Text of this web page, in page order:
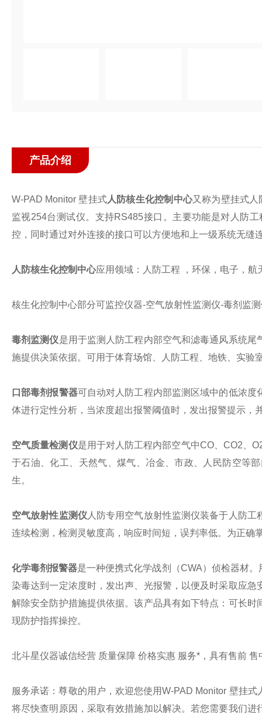
产品介绍
W-PAD Monitor 壁挂式人防核生化控制 中心又称为壁挂式人
监视254台测试仪。支持RS485接口。 主要功能是对人防
控，同时通过对外连接的接口可以方便地和上一级系统无缝
人防核生化控制 中心应用领域 ：人防工程 ， 环保 ， 电子 ， 航
核生化控制中心部分可监控仪器-空气放射性监测仪-毒剂监
毒剂监测仪是用于监测人防工程内部空气和滤毒通风系统
施提供决策依据。可用于体育场馆、人防工程、地铁、实
口部毒剂报警器可自动对人防工程内部监测区域中的低浓
体进行定性分析，当浓度超出报警阈值时，发出报警提示
空气质量检测仪是用于对人防工程内部空气中CO、CO2、
于石油、化工、天然气、煤气、冶金、市政 、人民防空等
生。
空气放射性监测仪 人防专用空气放射性监测仪装备于人防
连续检测，检测灵敏度高，响应时间短，误判率低。为正
化学毒剂报警器是一种便携式化学战剂（CWA）侦检器材
染毒达到一定浓度时，发出声、光报警，以便及时采取应
解除安全防护措施提供依据。该产品具有如下特点：可长
现防护指挥操控。
北斗星仪器诚信经营 质量保障 价格实惠 服务* ，具有售前 售
服务承诺：尊敬的用户，欢迎您使用W-PAD Monitor 壁挂式
将尽快查明原因，采取有效措施加以解决。若您需要我们